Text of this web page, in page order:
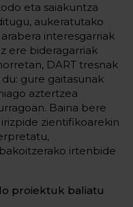
eta saiakuntza
aukeratutako
interesgarriak
ere bideragarriak
DART tresnak
gure gaitasunak
aztertzea
Baina bere
zientifikoarekin
irtenbide
proiektuk baliatu